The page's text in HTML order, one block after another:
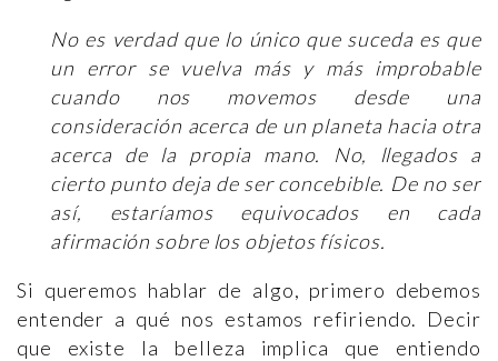
No es verdad que lo único que suceda es que
un error se vuelva más y más improbable
cuando nos movemos desde una
consideración acerca de un planeta hacia otra
acerca de la propia mano.
No, llegados a
cierto punto deja de ser concebible. De no ser
así, estaríamos equivocados en cada
afirmación sobre los objetos físicos.
Si queremos hablar de algo, primero debemos
entender a qué nos estamos refiriendo. Decir
que existe la belleza implica que entiendo